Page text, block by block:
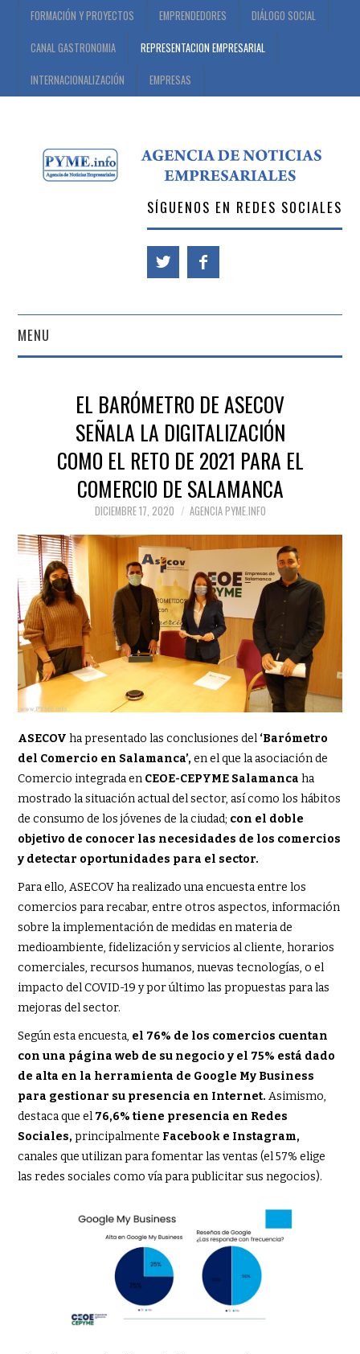
FORMACIÓN Y PROYECTOS EMPRENDEDORES DIÁLOGO SOCIAL
CANAL GASTRONOMIA REPRESENTACION EMPRESARIAL
INTERNACIONALIZACIÓN EMPRESAS
SÍGUENOS EN REDES SOCIALES
MENU
EL BARÓMETRO DE ASECOV
SEÑALA LA DIGITALIZACIÓN
COMO EL RETO DE 2021 PARA EL
COMERCIO DE SALAMANCA
DICIEMBRE 17, 2020 AGENCIA PYME.INFO
ASECOVha presentado las conclusiones del ‘Barómetro
del Comercio en Salamanca’,en el que la asociación de
Comercio integrada en CEOE-CEPYME Salamanca ha
mostrado la situación actual del sector, así como los hábitos
de consumo de los jóvenes de la ciudad; con el doble
objetivo de conocer las necesidades de los comercios
y detectar oportunidades para el sector.
Para ello, ASECOV ha realizado una encuesta entre los
comercios para recabar, entre otros aspectos, información
sobre la implementación de medidas en materia de
medioambiente, fidelización y servicios al cliente, horarios
comerciales, recursos humanos, nuevas tecnologías, o el
impacto del COVID-19 y por último las propuestas para las
mejoras del sector.
Según esta encuesta, el 76% de los comercios cuentan
con una página web de su negocio y el 75% está dado
de alta en la herramienta de Google My Business
para gestionar su presencia en Internet. Asimismo,
destaca que el 76,6% tiene presencia en Redes
Sociales,principalmente Facebook e Instagram,
canales que utilizan para fomentar las ventas (el 57% elige
las redes sociales como vía para publicitar sus negocios).